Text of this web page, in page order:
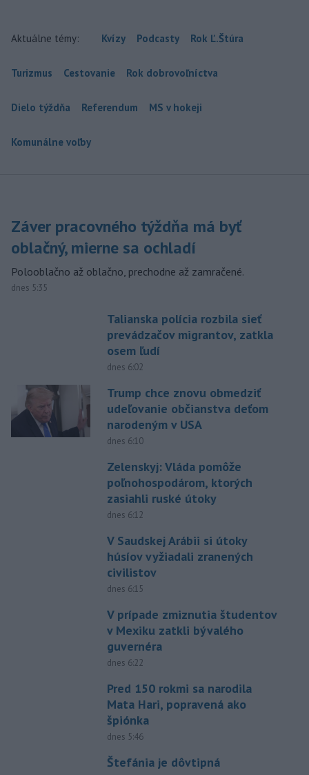
Aktuálne témy: Kvízy Podcasty Rok Ľ.Štúra
Turizmus Cestovanie Rok dobrovoľníctva
Dielo týždňa Referendum MS v hokeji
Komunálne voľby
Záver pracovného týždňa má byť
oblačný, mierne sa ochladí
Polooblačno až oblačno, prechodne až zamračené.
dnes 5:35
Talianska polícia rozbila sieť
prevádzačov migrantov, zatkla
osem ľudí
dnes 6:02
Trump chce znovu obmedziť
udeľovanie občianstva deťom
narodeným v USA
dnes 6:10
Zelenskyj: Vláda pomôže
poľnohospodárom, ktorých
zasiahli ruské útoky
dnes 6:12
V Saudskej Arábii si útoky
húsíov vyžiadali zranených
civilistov
dnes 6:15
V prípade zmiznutia študentov
v Mexiku zatkli bývalého
guvernéra
dnes 6:22
Pred 150 rokmi sa narodila
Mata Hari, popravená ako
špiónka
dnes 5:46
Štefánia je dôvtipná